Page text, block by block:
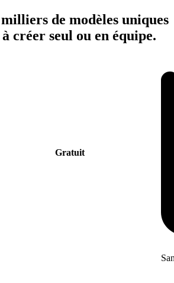
milliers de modèles uniques
créer seul ou en équipe.
Gratuit